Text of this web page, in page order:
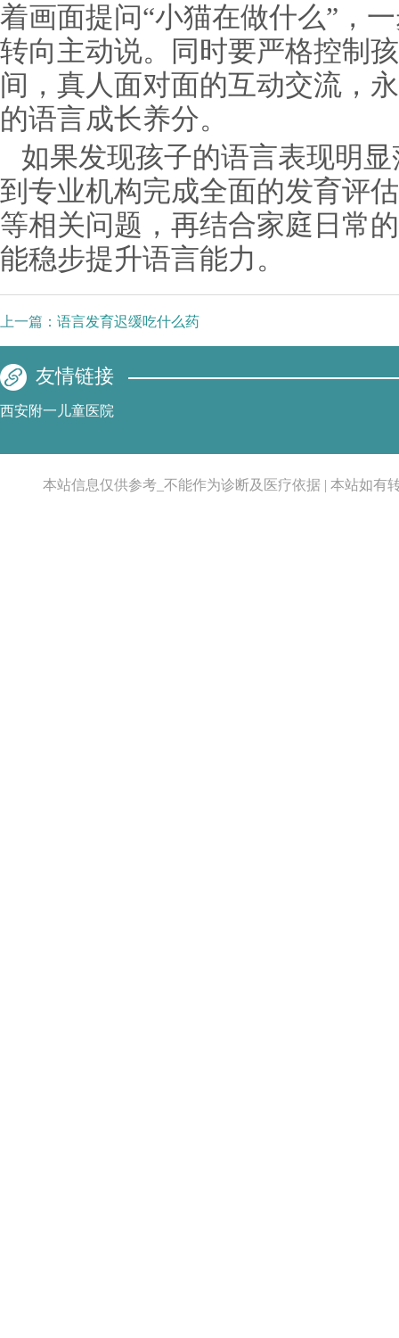
着画面提问“小猫在做什么”，
转向主动说。同时要严格控制
间，真人面对面的互动交流，
的语言成长养分。
如果发现孩子的语言表现明
到专业机构完成全面的发育评
等相关问题，再结合家庭日常
能稳步提升语言能力。
上一篇： 语言发育迟缓吃什么药
友情链接
西安附一儿童医院
本站信息仅供参考_不能作为诊断及医疗依据 | 本站如